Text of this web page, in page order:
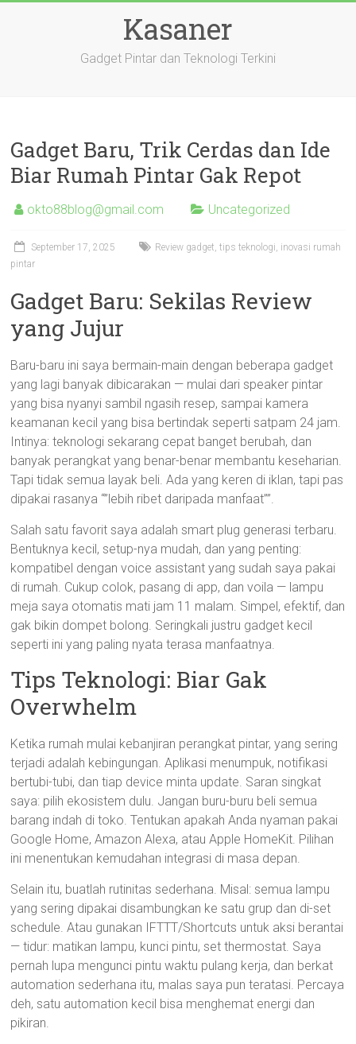
Kasaner
Gadget Pintar dan Teknologi Terkini
Gadget Baru, Trik Cerdas dan Ide
Biar Rumah Pintar Gak Repot
okto88blog@gmail.com Uncategorized
September 17, 2025
Review gadget, tips teknologi, inovasi rumah
pintar
Gadget Baru: Sekilas Review
yang Jujur
Baru-baru ini saya bermain-main dengan beberapa gadget
yang lagi banyak dibicarakan — mulai dari speaker pintar
yang bisa nyanyi sambil ngasih resep, sampai kamera
keamanan kecil yang bisa bertindak seperti satpam 24 jam.
Intinya: teknologi sekarang cepat banget berubah, dan
banyak perangkat yang benar-benar membantu keseharian.
Tapi tidak semua layak beli. Ada yang keren di iklan, tapi pas
dipakai rasanya “”lebih ribet daripada manfaat””.
Salah satu favorit saya adalah smart plug generasi terbaru.
Bentuknya kecil, setup-nya mudah, dan yang penting:
kompatibel dengan voice assistant yang sudah saya pakai
di rumah. Cukup colok, pasang di app, dan voila — lampu
meja saya otomatis mati jam 11 malam. Simpel, efektif, dan
gak bikin dompet bolong. Seringkali justru gadget kecil
seperti ini yang paling nyata terasa manfaatnya.
Tips Teknologi: Biar Gak
Overwhelm
Ketika rumah mulai kebanjiran perangkat pintar, yang sering
terjadi adalah kebingungan. Aplikasi menumpuk, notifikasi
bertubi-tubi, dan tiap device minta update. Saran singkat
saya: pilih ekosistem dulu. Jangan buru-buru beli semua
barang indah di toko. Tentukan apakah Anda nyaman pakai
Google Home, Amazon Alexa, atau Apple HomeKit. Pilihan
ini menentukan kemudahan integrasi di masa depan.
Selain itu, buatlah rutinitas sederhana. Misal: semua lampu
yang sering dipakai disambungkan ke satu grup dan di-set
schedule. Atau gunakan IFTTT/Shortcuts untuk aksi berantai
— tidur: matikan lampu, kunci pintu, set thermostat. Saya
pernah lupa mengunci pintu waktu pulang kerja, dan berkat
automation sederhana itu, malas saya pun teratasi. Percaya
deh, satu automation kecil bisa menghemat energi dan
pikiran.